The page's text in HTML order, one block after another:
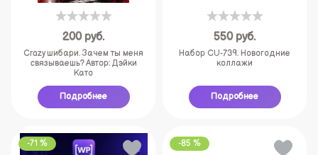
200 руб.
Crazy шибари. Зачем ты меня
связываешь? Автор: Дэйки
Като
Подробнее
550 руб.
Набор CU-739. Новогодние
коллажи
Подробнее
-71 % -85 %